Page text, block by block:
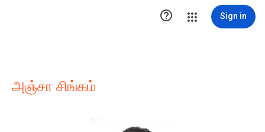
 Sign in
அஞ்சா சிங்கம்